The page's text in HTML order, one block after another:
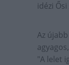
idézi
Az
"A lelet